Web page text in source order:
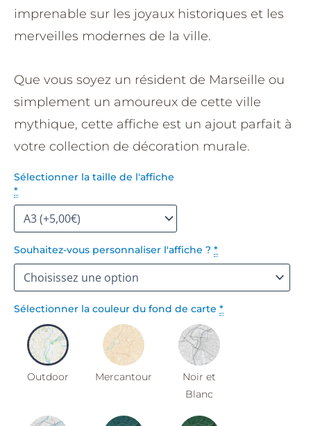
imprenable sur les joyaux historiques et les
merveilles modernes de la ville.
Que vous soyez un résident de Marseille ou
simplement un amoureux de cette ville
mythique, cette affiche est un ajout parfait à
votre collection de décoration murale.
Sélectionner la taille de l'affiche
*
Souhaitez-vous personnaliser l'affiche ? *
Sélectionner la couleur du fond de carte *
Outdoor Mercantour
Noir et
Blanc